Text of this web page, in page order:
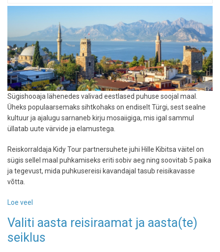
turismiobjekt
Maarjamäe
loss
Sügishooaja lähenedes valivad eestlased puhuse soojal maal.
Üheks populaarsemaks sihtkohaks on endiselt Türgi, sest sealne
kultuur ja ajalugu sarnaneb kirju mosaiigiga, mis igal sammul
üllatab uute värvide ja elamustega.
Reiskorraldaja Kidy Tour partnersuhete juhi Hille Kibitsa väitel on
sügis sellel maal puhkamiseks eriti sobiv aeg ning soovitab 5 paika
ja tegevust, mida puhkusereisi kavandajal tasub reisikavasse
võtta.
Loe veel
kuuma
vee
Valiti aasta reisiraamat ja aasta(te)
seiklus